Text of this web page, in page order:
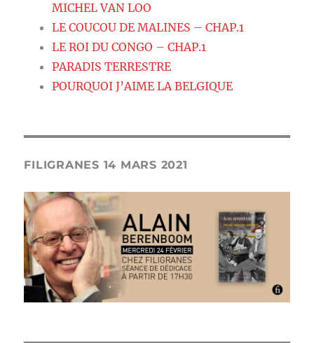
MICHEL VAN LOO
LE COUCOU DE MALINES – CHAP.1
LE ROI DU CONGO – CHAP.1
PARADIS TERRESTRE
POURQUOI J’AIME LA BELGIQUE
FILIGRANES 14 MARS 2021